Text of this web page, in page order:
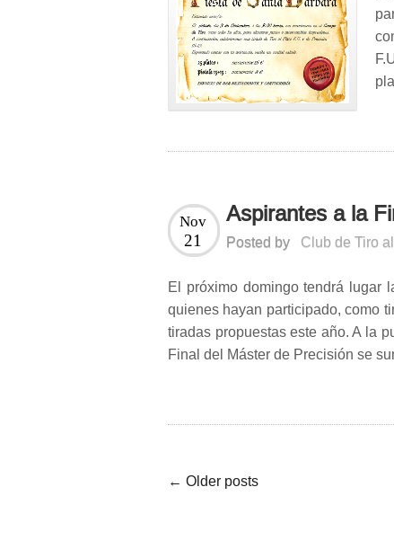
Aspirantes a la
Nov
21 Posted by Club de Tiro
El próximo domingo tendrá lugar
quienes hayan participado, como
tiradas propuestas este año. A la
Final del Máster de Precisión se
← Older posts